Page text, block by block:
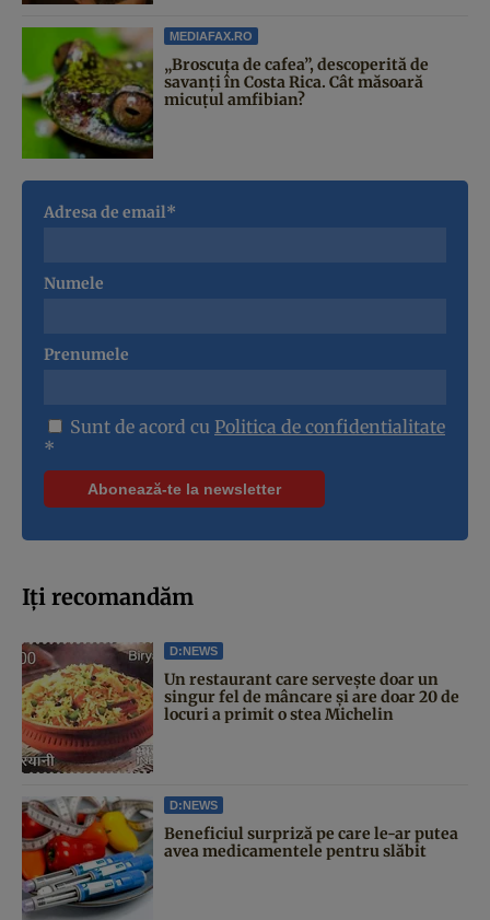
MEDIAFAX.RO
„Broscuța de cafea”, descoperită de
savanți în Costa Rica. Cât măsoară
micuțul amfibian?
Adresa de email*
Numele
Prenumele
Sunt de acord cu Politica de confidentialitate
*
Iți recomandăm
D:NEWS
Un restaurant care servește doar un
singur fel de mâncare și are doar 20 de
locuri a primit o stea Michelin
D:NEWS
Beneficiul surpriză pe care le-ar putea
avea medicamentele pentru slăbit